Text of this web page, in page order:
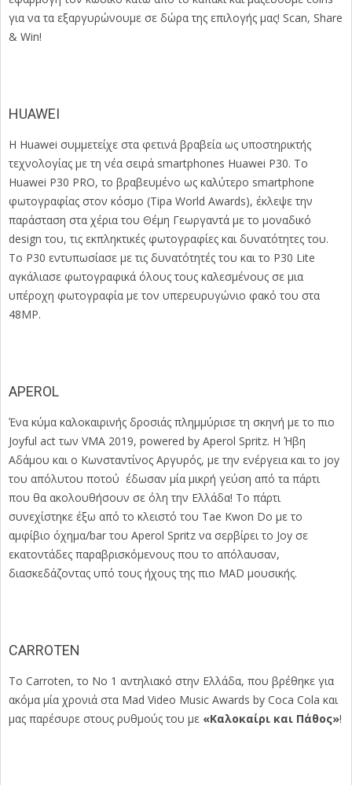
για να τα εξαργυρώνουμε σε δώρα της επιλογής μας! Scan, Share
& Win!
HUAWEI
Η Huawei συμμετείχε στα φετινά βραβεία ως υποστηρικτής
τεχνολογίας με τη νέα σειρά smartphones Huawei P30. Το
Huawei P30 PRO, το βραβευμένο ως καλύτερο smartphone
φωτογραφίας στον κόσμο (Tipa World Awards), έκλεψε την
παράσταση στα χέρια του Θέμη Γεωργαντά με το μοναδικό
design του, τις εκπληκτικές φωτογραφίες και δυνατότητες του.
Το P30 εντυπωσίασε με τις δυνατότητές του και το P30 Lite
αγκάλιασε φωτογραφικά όλους τους καλεσμένους σε μια
υπέροχη φωτογραφία με τον υπερευρυγώνιο φακό του στα
48ΜP.
APEROL
Ένα κύμα καλοκαιρινής δροσιάς πλημμύρισε τη σκηνή με το πιο
Joyful act των VMA 2019, powered by Aperol Spritz. Η Ήβη
Αδάμου και ο Κωνσταντίνος Αργυρός, με την ενέργεια και το joy
του απόλυτου ποτού έδωσαν μία μικρή γεύση από τα πάρτι
που θα ακολουθήσουν σε όλη την Ελλάδα! Το πάρτι
συνεχίστηκε έξω από το κλειστό του Tae Kwon Do με το
αμφίβιο όχημα/bar του Aperol Spritz να σερβίρει το Joy σε
εκατοντάδες παραβρισκόμενους που το απόλαυσαν,
διασκεδάζοντας υπό τους ήχους της πιο MAD μουσικής.
CARROTEN
To Carroten, το Νο 1 αντηλιακό στην Ελλάδα, που βρέθηκε για
ακόμα μία χρονιά στα Mad Video Music Awards by Coca Cola και
μας παρέσυρε στους ρυθμούς του με «Καλοκαίρι και Πάθος»!